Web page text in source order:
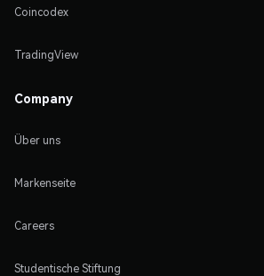
Coincodex
TradingView
Company
Über uns
Markenseite
Careers
Studentische Stiftung